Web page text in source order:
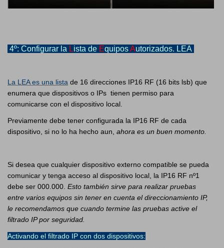
4º: Configurar la Lista de EquiposAutorizados. LEA
La LEA es una lista de 16 direcciones IP16 RF (16 bits lsb) que
enumera que dispositivos o IPs tienen permiso para
comunicarse con el dispositivo local.
Previamente debe tener configurada la IP16 RF de cada
dispositivo, si no lo ha hecho aun, ahora es un buen momento.
Si desea que cualquier dispositivo externo compatible se pueda
comunicar y tenga acceso al dispositivo local, la IP16 RF nº1
debe ser 000.000. Esto también sirve para realizar pruebas
entre varios equipos sin tener en cuenta el direccionamiento IP,
le recomendamos que cuando termine las pruebas active el
filtrado IP por seguridad.
Activando el filtrado IP con dos dispositivos: